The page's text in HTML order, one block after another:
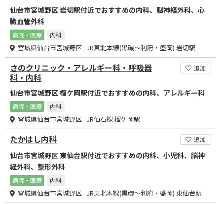
仙台市宮城野区 岩切駅付近でおすすめの内科、脳神経外科、心
臓血管外科
病院・医療 内科
宮城県仙台市宮城野区 JR東北本線(黒磯～利府・盛岡) 岩切駅
さのクリニック・アレルギー科・呼吸器
科・内科
追加
仙台市宮城野区 榴ケ岡駅付近でおすすめの内科、アレルギー科
病院・医療 内科
宮城県仙台市宮城野区 JR仙石線 榴ケ岡駅
たかはし内科 追加
仙台市宮城野区 東仙台駅付近でおすすめの内科、小児科、脳神
経外科、整形外科
病院・医療 内科
宮城県仙台市宮城野区 JR東北本線(黒磯～利府・盛岡) 東仙台駅